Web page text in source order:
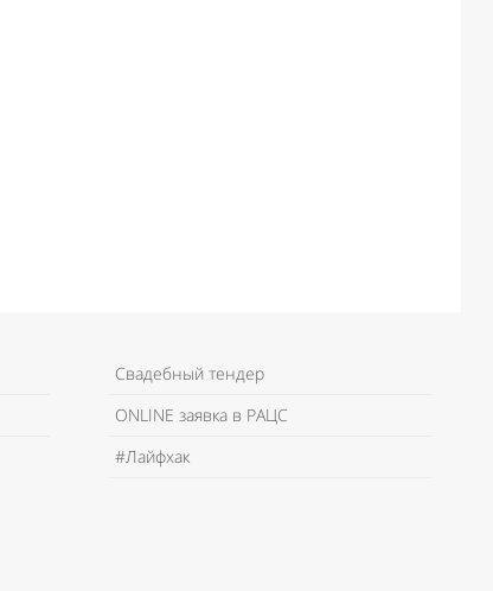
Свадебный тендер
ONLINE заявка в РАЦС
#Лайфхак